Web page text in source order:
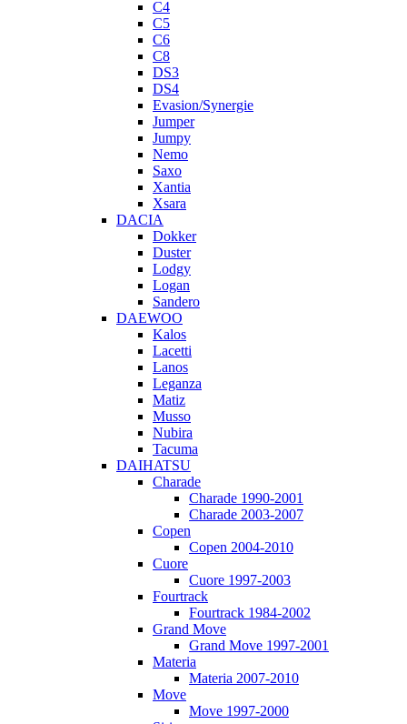
C4
C5
C6
C8
DS3
DS4
Evasion/Synergie
Jumper
Jumpy
Nemo
Saxo
Xantia
Xsara
DACIA
Dokker
Duster
Lodgy
Logan
Sandero
DAEWOO
Kalos
Lacetti
Lanos
Leganza
Matiz
Musso
Nubira
Tacuma
DAIHATSU
Charade
Charade 1990-2001
Charade 2003-2007
Copen
Copen 2004-2010
Cuore
Cuore 1997-2003
Fourtrack
Fourtrack 1984-2002
Grand Move
Grand Move 1997-2001
Materia
Materia 2007-2010
Move
Move 1997-2000